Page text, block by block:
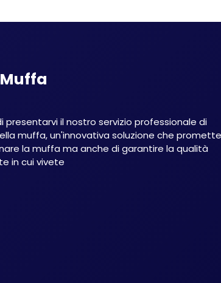
presentarvi il nostro servizio professionale di
muffa, un'innovativa soluzione che
la muffa ma anche di garantire la qualità
in cui vivete